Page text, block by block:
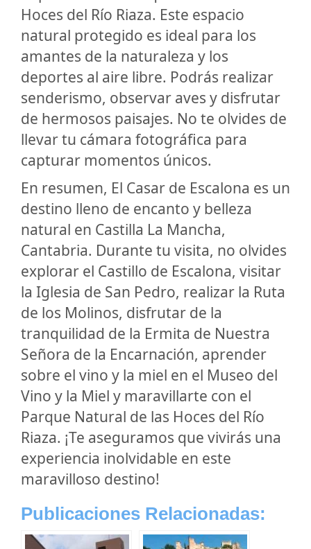
Hoces del Río Riaza. Este espacio
natural protegido es ideal para los
amantes de la naturaleza y los
deportes al aire libre. Podrás realizar
senderismo, observar aves y disfrutar
de hermosos paisajes. No te olvides de
llevar tu cámara fotográfica para
capturar momentos únicos.
En resumen, El Casar de Escalona es un
destino lleno de encanto y belleza
natural en Castilla La Mancha,
Cantabria. Durante tu visita, no olvides
explorar el Castillo de Escalona, visitar
la Iglesia de San Pedro, realizar la Ruta
de los Molinos, disfrutar de la
tranquilidad de la Ermita de Nuestra
Señora de la Encarnación, aprender
sobre el vino y la miel en el Museo del
Vino y la Miel y maravillarte con el
Parque Natural de las Hoces del Río
Riaza. ¡Te aseguramos que vivirás una
experiencia inolvidable en este
maravilloso destino!
Publicaciones Relacionadas: